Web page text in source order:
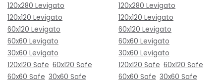
120x280 Levigato
120x120 Levigato
60x120 Levigato
60x60 Levigato
30x60 Levigato
120x120 Safe 60x120 Safe
60x60 Safe 30x60 Safe
120x280 Levigato
120x120 Levigato
60x120 Levigato
60x60 Levigato
30x60 Levigato
120x120 Safe 60x120 Safe
60x60 Safe 30x60 Safe